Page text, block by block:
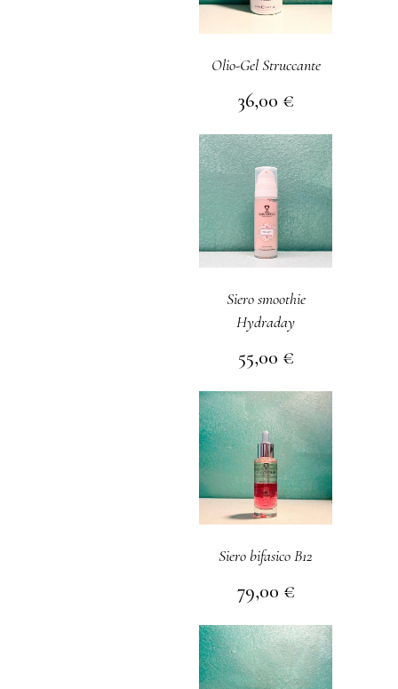
Olio-Gel Struccante
36,00 €
Siero smoothie
Hydraday
55,00 €
Siero bifasico B12
79,00 €